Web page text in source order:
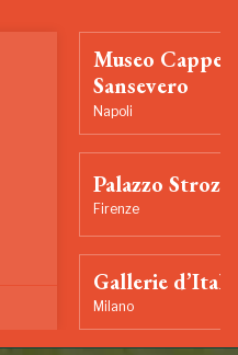
Museo
Sansevero
Napoli
Palazzo Strozzi
Firenze
Gallerie
Milano